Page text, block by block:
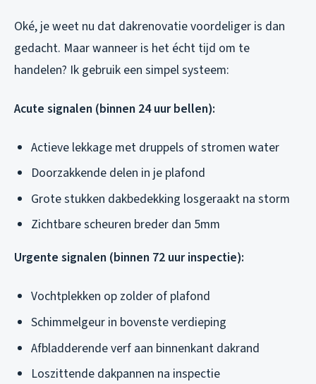
Oké, je weet nu dat dakrenovatie voordeliger is dan
gedacht. Maar wanneer is het écht tijd om te
handelen? Ik gebruik een simpel systeem:
Acute signalen (binnen 24 uur bellen):
Actieve lekkage met druppels of stromen water
Doorzakkende delen in je plafond
Grote stukken dakbedekking losgeraakt na storm
Zichtbare scheuren breder dan 5mm
Urgente signalen (binnen 72 uur inspectie):
Vochtplekken op zolder of plafond
Schimmelgeur in bovenste verdieping
Afbladderende verf aan binnenkant dakrand
Loszittende dakpannen na inspectie